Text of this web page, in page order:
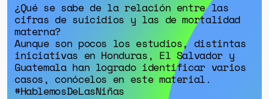
¿Qué se sabe de la relación entre las
cifras de suicidios y las de mortalidad
materna?
Aunque son pocos los estudios, distintas
iniciativas en Honduras, El Salvador y
Guatemala han logrado identificar varios
casos, conócelos en este material.
#HablemosDeLasNiñas